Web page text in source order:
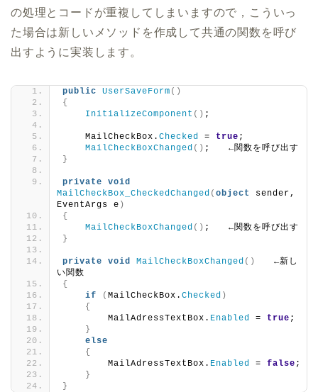
の処理とコードが重複してしまいますので，こういっ
た場合は新しいメソッドを作成して共通の関数を呼び
出すように実装します。
public UserSaveForm ()
{
InitializeComponent () ;
    MailCheckBox.
Checked = true ;
MailCheckBoxChanged () ;　　←関数を呼び出す
}
private
void
MailCheckBox_CheckedChanged ( object
sender,
EventArgs e )
{
MailCheckBoxChanged () ;　　←関数を呼び出す
}
private void MailCheckBoxChanged ()
←新し
い関数
{
if
( MailCheckBox. Checked )
{
        MailAdressTextBox.
Enabled = true ;
}
else
{
        MailAdressTextBox.
Enabled = false ;
}
}